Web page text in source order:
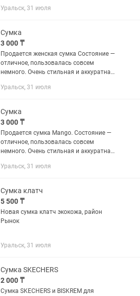
Уральск, 31 июля
Сумка
3 000 ₸
Продается женская сумка Состояние —
отличное, пользовалась совсем
немного. Очень стильная и аккуратная,
для повседневной носки, так и для
Уральск, 31 июля
Сумка
3 000 ₸
Продается сумка Mango. Состояние —
отличное, пользовалась совсем
немного. Очень стильная и аккуратная,
для повседневной носки, так и для
Уральск, 31 июля
Сумка клатч
5 500 ₸
Новая сумка клатч экокожа, район
Рынок
Уральск, 31 июля
Сумка SKECHERS
2 000 ₸
Сумка SKECHERS и BISKREM для